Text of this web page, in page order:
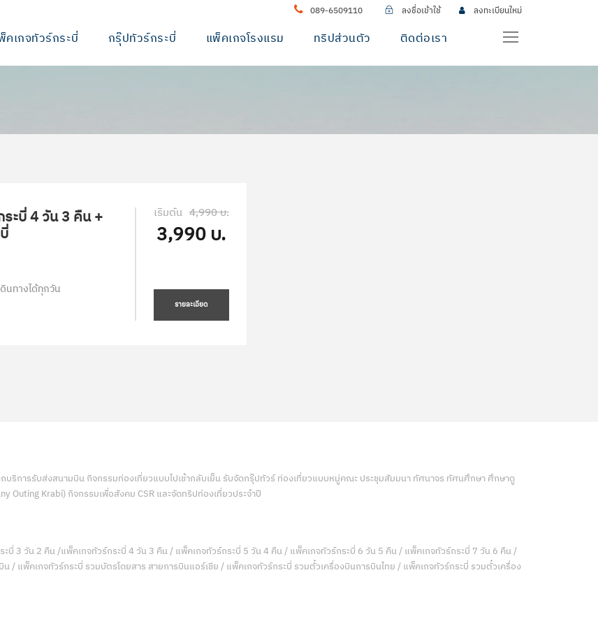
089-6509110 ลงชื่อเข้าใช้ ลงทะเบียนใหม่
คเกจทัวร์กระบี่ กรุ๊ปทัวร์กระบี่ แพ็คเกจโรงแรม ทริปส่วนตัว ติดต่อเรา
ะบี่ 4 วัน 3 คืน +
นทางได้ทุกวัน
เริ่มต้น 4,990 บ.
3,990 บ.
รายละเอียด
ริการรับส่งสนามบิน กิจกรรมท่องเที่ยวแบบไปเช้ากลับเย็น รับจัดกรุ๊ปทัวร์ ท่องเที่ยวแบบหมู่คณะ ประชุมสัมมนา ทัศนาจร ทัศนศึกษา ศึกษาดู
Outing Krabi) กิจกรรมเพื่อสังคม CSR และจัดทริปท่องเที่ยวประจำปี
บี่ 3 วัน 2 คืน /แพ็คเกจทัวร์กระบี่ 4 วัน 3 คืน / แพ็คเกจทัวร์กระบี่ 5 วัน 4 คืน / แพ็คเกจทัวร์กระบี่ 6 วัน 5 คืน / แพ็คเกจทัวร์กระบี่ 7 วัน 6 คืน /
/ แพ็คเกจทัวร์กระบี่ รวมบัตรโดยสาร สายการบินแอร์เชีย / แพ็คเกจทัวร์กระบี่ รวมตั๋วเครื่องบินการบินไทย / แพ็คเกจทัวร์กระบี่ รวมตั๋วเครื่อง